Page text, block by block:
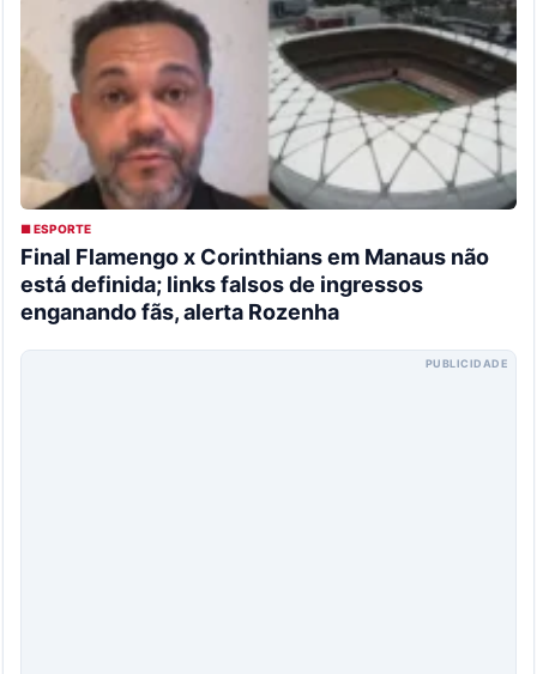
■ ESPORTE
Final Flamengo x Corinthians em Manaus não
está definida; links falsos de ingressos
enganando fãs, alerta Rozenha
PUBLICIDADE